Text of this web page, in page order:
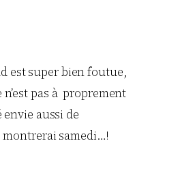
est super bien foutue,
pas à proprement
aussi de
montrerai samedi…!